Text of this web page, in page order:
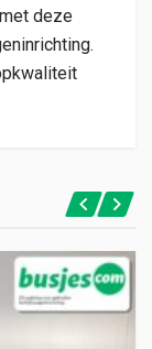
deze